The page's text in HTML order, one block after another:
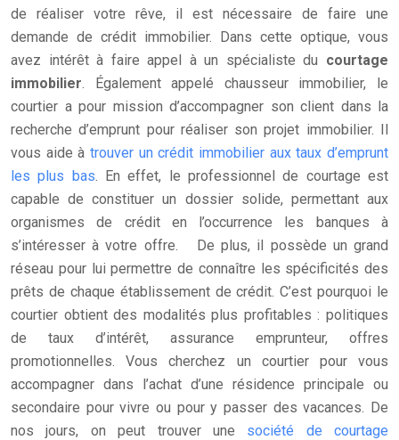
de réaliser votre rêve, il est nécessaire de faire une
demande de crédit immobilier. Dans cette optique, vous
avez intérêt à faire appel à un spécialiste du courtage
immobilier. Également appelé chausseur immobilier, le
courtier a pour mission d’accompagner son client dans la
recherche d’emprunt pour réaliser son projet immobilier. Il
vous aide à trouver un crédit immobilier aux taux d’emprunt
les plus bas. En effet, le professionnel de courtage est
capable de constituer un dossier solide, permettant aux
organismes de crédit en l’occurrence les banques à
s’intéresser à votre offre. De plus, il possède un grand
réseau pour lui permettre de connaître les spécificités des
prêts de chaque établissement de crédit. C’est pourquoi le
courtier obtient des modalités plus profitables : politiques
de taux d’intérêt, assurance emprunteur, offres
promotionnelles. Vous cherchez un courtier pour vous
accompagner dans l’achat d’une résidence principale ou
secondaire pour vivre ou pour y passer des vacances. De
nos jours, on peut trouver une société de courtage